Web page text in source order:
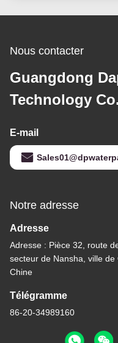
Nous contacter
Guangdong
Technology
E-mail
Notre adresse
Adresse
Adresse : Pièce 32, route
secteur de Nansha, ville de
Chine
Télégramme
86-20-34989160